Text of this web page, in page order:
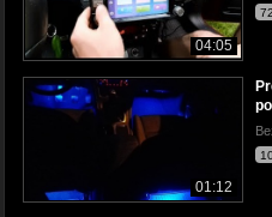
04:05
01:12